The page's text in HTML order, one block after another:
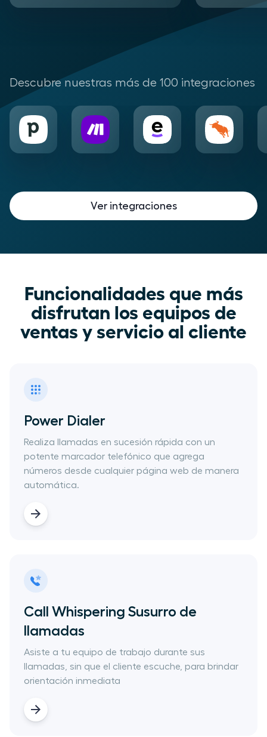
Descubre nuestras más de 100 integraciones
Ver integraciones
Funcionalidades que más
disfrutan los equipos de
ventas y servicio al cliente
Power Dialer
Realiza llamadas en sucesión rápida con un
potente marcador​ telefónico que agrega
números desde cualquier página web de manera
automática.
Call Whispering​ Susurro de
llamadas
​Asiste a tu equipo de trabajo durante sus
llamadas, sin que el cliente escuche, para brindar
orientación inmediata